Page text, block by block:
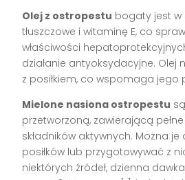
Olej z ostropestu bogaty jest w
tłuszczowe i witaminę E, co
właściwości
działanie antyoksydacyjne. Olej
z posiłkiem, co wspomaga jego
Mielone nasiona ostropestu
przetworzoną, zawierającą
składników aktywnych. Można
posiłków lub przygotowywać z
niektórych źródeł, dzienna